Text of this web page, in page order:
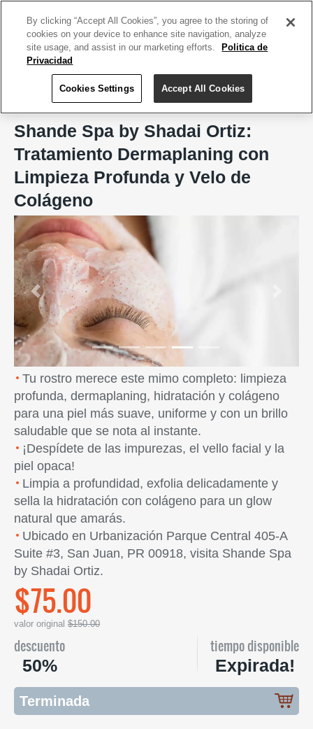
Shande Spa by Shadai Ortiz
Shande Spa by Shadai Ortiz:
Tratamiento Dermaplaning con
Limpieza Profunda y Velo de
Colágeno
Previous
Tu rostro merece este mimo completo: limpieza
profunda, dermaplaning, hidratación y colágeno
para una piel más suave, uniforme y con un brillo
saludable que se nota al instante.
¡Despídete de las impurezas, el vello facial y la
piel opaca!
Limpia a profundidad, exfolia delicadamente y
sella la hidratación con colágeno para un glow
natural que amarás.
Ubicado en Urbanización Parque Central 405-A
Suite #3, San Juan, PR 00918, visita Shande Spa
by Shadai Ortiz.
$75.00
valor original $150.00
descuento
50%
tiempo disponible
Expirada!
Terminada
By clicking “Accept All Cookies”, you agree to the storing of
cookies on your device to enhance site navigation, analyze
site usage, and assist in our marketing efforts.
Politica de
Privacidad
Cookies Settings Accept All Cookies